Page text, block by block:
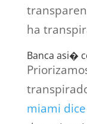
ha
Banca asi�
miami